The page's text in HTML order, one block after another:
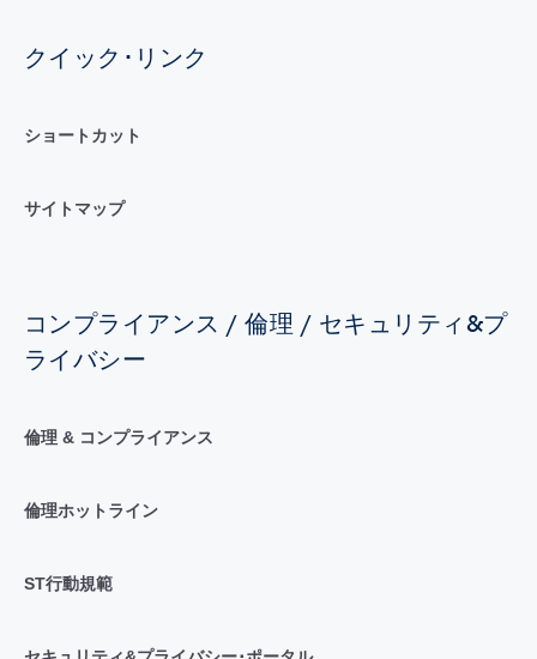
クイック･リンク
ショートカット
サイトマップ
コンプライアンス / 倫理 / セキュリティ&プ
ライバシー
倫理 & コンプライアンス
倫理ホットライン
ST行動規範